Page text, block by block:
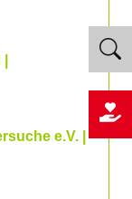
e.V. |